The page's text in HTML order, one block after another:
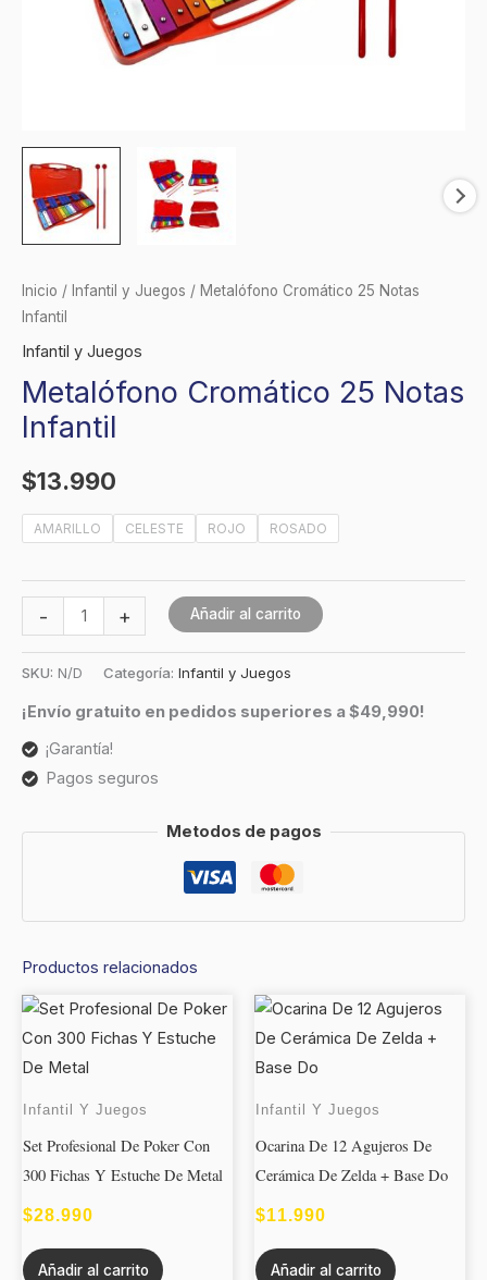
Inicio / Infantil y Juegos / Metalófono Cromático 25 Notas
Infantil
Infantil y Juegos
Metalófono Cromático 25 Notas
Infantil
$13.990
AMARILLO CELESTE ROJO ROSADO
- + Añadir al carrito
SKU: N/D Categoría: Infantil y Juegos
¡Envío gratuito en pedidos superiores a $49,990!
¡Garantía!
Pagos seguros
Metodos de pagos
Productos relacionados
Infantil Y Juegos
Set Profesional De Poker Con
300 Fichas Y Estuche De Metal
$28.990
Añadir al carrito
Infantil Y Juegos
Ocarina De 12 Agujeros De
Cerámica De Zelda + Base Do
$11.990
Añadir al carrito